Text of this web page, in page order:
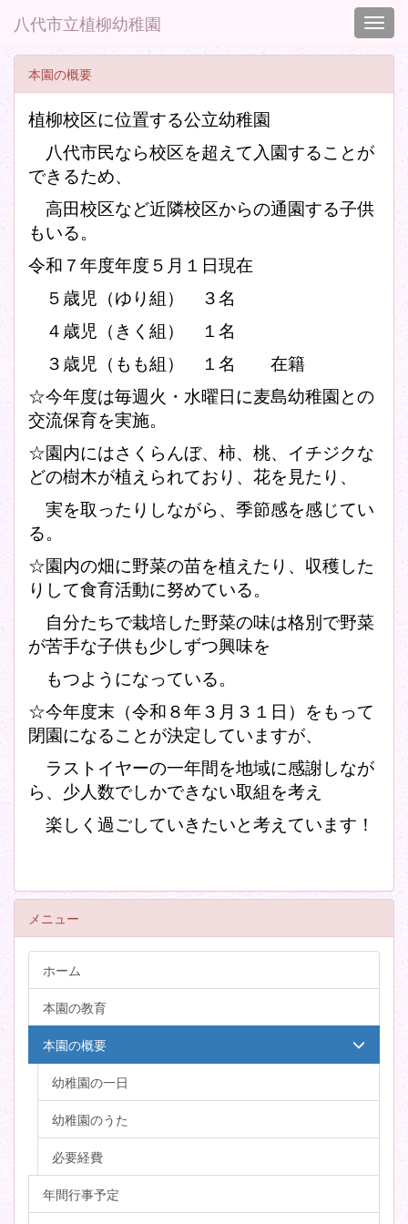
八代市立植柳幼稚園
本園の概要
植柳校区に位置する公立幼稚園
八代市民なら校区を超えて入園することが
できるため、
高田校区など近隣校区からの通園する子供
もいる。
令和７年度年度５月１日現在
５歳児（ゆり組） ３名
４歳児（きく組） １名
３歳児（もも組） １名 在籍
☆今年度は毎週火・水曜日に麦島幼稚園との
交流保育を実施。
☆園内にはさくらんぼ、柿、桃、イチジクな
どの樹木が植えられており、 花を見たり、
実を取ったりしながら、季節感を感じてい
る。
☆園内の畑に野菜の苗を植えたり、収穫した
りして食育活動に努めている。
自分たちで栽培した野菜の味は格別で野菜
が苦手な子供も少しずつ興味を
もつようになっている。
☆今年度末（令和８年３月３１日）をもって
閉園になることが決定していますが、
ラストイヤーの一年間を地域に感謝しなが
ら、少人数でしかできない取組を考え
楽しく過ごしていきたいと考えています！
メニュー
ホーム
本園の教育
本園の概要
幼稚園の一日
幼稚園のうた
必要経費
年間行事予定